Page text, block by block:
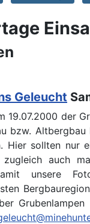
Geleucht
19.07.2000 der
bzw.
Hier sollten nur
auch
unsere